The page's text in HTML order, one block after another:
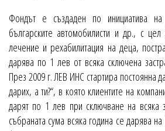
Фондът е създаден по инициатива
българските автомобилисти и др., с
лечение и рехабилитация на деца,
дарява по 1 лев от всяка сключена
През 2009 г. ЛЕВ ИНС стартира постоянна
дарих, а ти?“, в която клиентите на
дарят по 1 лев при сключване на всяка
събраната сума всяка година се дарява